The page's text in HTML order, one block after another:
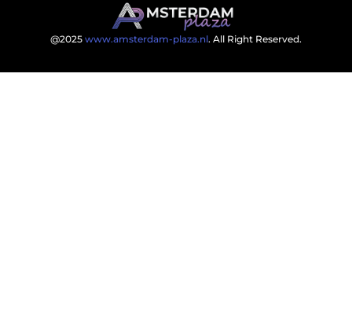
@2025 www.amsterdam-plaza.nl. All Right Reserved.